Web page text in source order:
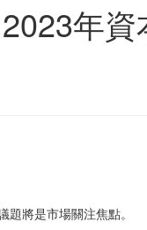
年
將是市場關注焦點。